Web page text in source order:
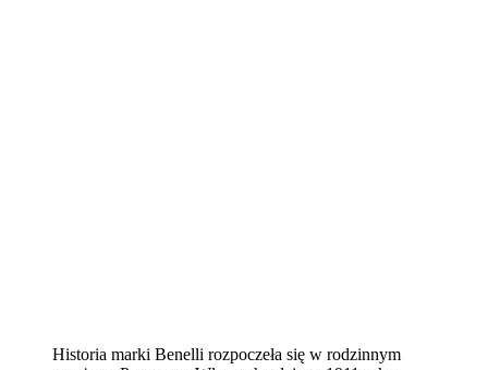
Historia marki Benelli rozpoczeła się w rodzinnym